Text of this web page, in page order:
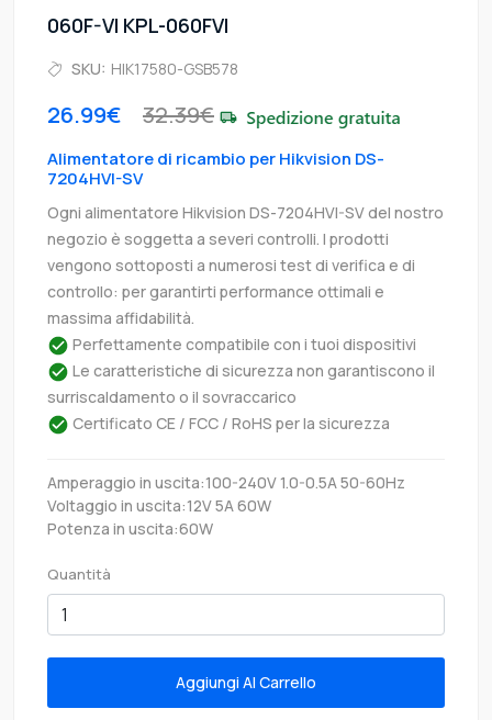
060F-VI KPL-060FVI
SKU: HIK17580-GSB578
26.99€ 32.39€
Alimentatore di ricambio per Hikvision DS-
7204HVI-SV
Ogni alimentatore Hikvision DS-7204HVI-SV del nostro
negozio è soggetta a severi controlli. I prodotti
vengono sottoposti a numerosi test di verifica e di
controllo: per garantirti performance ottimali e
massima affidabilità.
Perfettamente compatibile con i tuoi dispositivi
Le caratteristiche di sicurezza non garantiscono il
surriscaldamento o il sovraccarico
Certificato CE / FCC / RoHS per la sicurezza
Amperaggio in uscita:100-240V 1.0-0.5A 50-60Hz
Voltaggio in uscita:12V 5A 60W
Potenza in uscita:60W
Quantità
Aggiungi Al Carrello